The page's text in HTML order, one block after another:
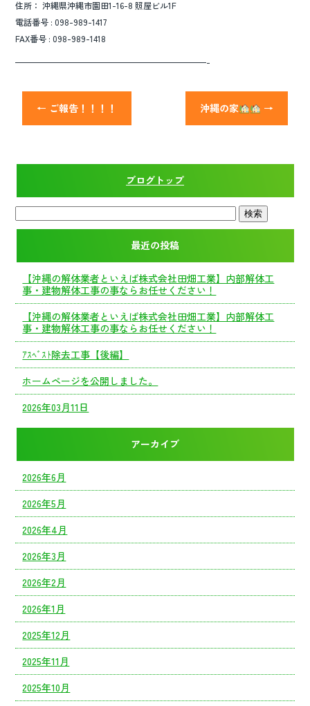
住所： 沖縄県沖縄市園田1-16-8 照屋ビル1F
電話番号 : 098-989-1417
FAX番号 : 098-989-1418
———————————————————————-
← ご報告！！！！ 沖縄の家 →
ブログトップ
最近の投稿
【沖縄の解体業者といえば株式会社田畑工業】内部解体工
事・建物解体工事の事ならお任せください！
【沖縄の解体業者といえば株式会社田畑工業】内部解体工
事・建物解体工事の事ならお任せください！
ｱｽﾍﾞｽﾄ除去工事【後編】
ホームページを公開しました。
2026年03月11日
アーカイブ
2026年6月
2026年5月
2026年4月
2026年3月
2026年2月
2026年1月
2025年12月
2025年11月
2025年10月